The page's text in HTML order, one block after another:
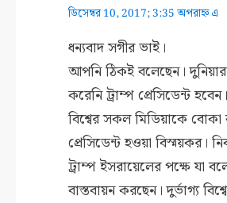
ডিসেম্বর 10, 2017; 3:35 অপরাহ্ন এ
ধন্যবাদ সগীর ভাই।
আপনি ‌ঠিকই বলেছেন।
করেনি ট্রাম্প প্রেসিডেন্ট
বিশ্বের সকল মিডিয়াকে বোকা
প্রেসিডেন্ট হওয়া বিস্ময়কর।
ট্রাম্প ইসরায়েলের পক্ষে যা
বাস্তবায়ন করছেন। দুর্ভাগ্য